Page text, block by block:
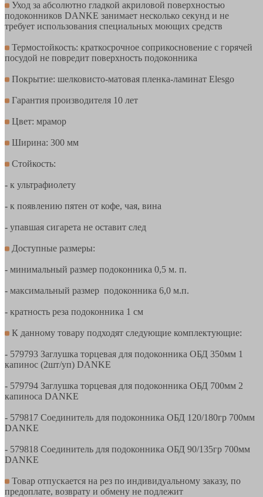
Уход за абсолютно гладкой акриловой поверхностью
подоконников DANKE занимает несколько секунд и не
требует использования специальных моющих средств
Термостойкость: краткосрочное соприкосновение с горячей
посудой не повредит поверхность подоконника
Покрытие: шелковисто-матовая пленка-ламинат Elesgo
Гарантия производителя 10 лет
Цвет: мрамор
Ширина: 300 мм
Стойкость:
- к ультрафиолету
- к появлению пятен от кофе, чая, вина
- упавшая сигарета не оставит след
Доступные размеры:
- минимальный размер подоконника 0,5 м. п.
- максимальный размер подоконника 6,0 м.п.
- кратность реза подоконника 1 см
К данному товару подходят следующие комплектующие:
- 579793 Заглушка торцевая для подоконника ОБД 350мм 1
капинос (2шт/уп) DANKE
- 579794 Заглушка торцевая для подоконника ОБД 700мм 2
капиноса DANKE
- 579817 Соединитель для подоконника ОБД 120/180гр 700мм
DANKE
- 579818 Соединитель для подоконника ОБД 90/135гр 700мм
DANKE
Товар отпускается на рез по индивидуальному заказу, по
предоплате, возврату и обмену не подлежит